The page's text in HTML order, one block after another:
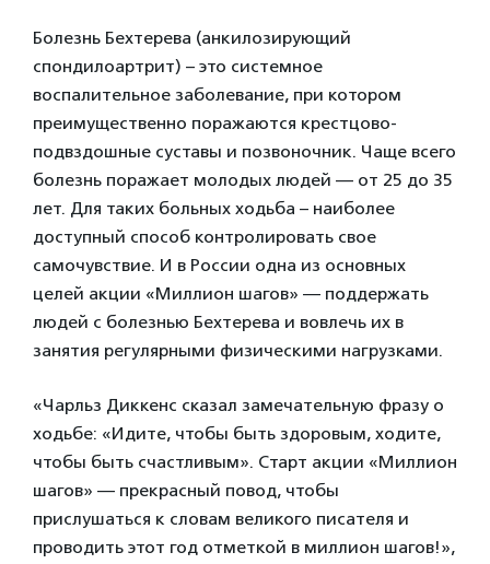
Болезнь Бехтерева (анкилозирующий
спондилоартрит) – это системное
воспалительное заболевание, при котором
преимущественно поражаются крестцово-
подвздошные суставы и позвоночник. Чаще всего
болезнь поражает молодых людей — от 25 до 35
лет. Для таких больных ходьба – наиболее
доступный способ контролировать свое
самочувствие. И в России одна из основных
целей акции «Миллион шагов» — поддержать
людей с болезнью Бехтерева и вовлечь их в
занятия регулярными физическими нагрузками.
«Чарльз Диккенс сказал замечательную фразу о
ходьбе: «Идите, чтобы быть здоровым, ходите,
чтобы быть счастливым». Старт акции «Миллион
шагов» — прекрасный повод, чтобы
прислушаться к словам великого писателя и
проводить этот год отметкой в миллион шагов!»,